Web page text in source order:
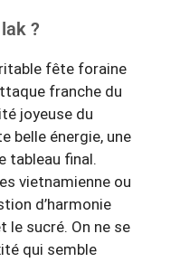
?
fête foraine
franche du
joyeuse du
belle énergie, une
tableau final.
vietnamienne ou
d’harmonie
le sucré. On ne se
qui semble